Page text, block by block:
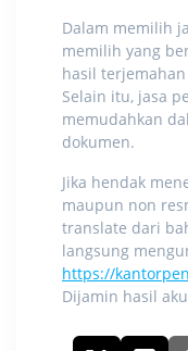
Dalam memilih
memilih yang
hasil
Selain itu, jasa
memudahkan
dokumen.
Jika hendak
maupun non
translate dari
langsung
https://
Dijamin hasil